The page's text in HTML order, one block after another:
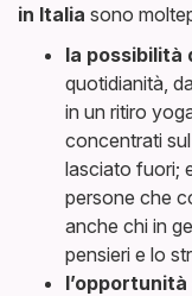
in Italia sono
la
quotidianità,
in un ritiro
concentrati
lasciato fuori;
persone che
anche chi in
pensieri e lo